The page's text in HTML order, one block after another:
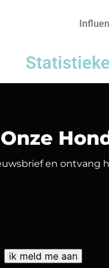
en ontvang